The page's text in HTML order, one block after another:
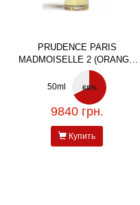
PRUDENCE PARIS
MADMOISELLE 2 (ORANGE
FRUITS)
50ml 68%
9840 грн.
Купить